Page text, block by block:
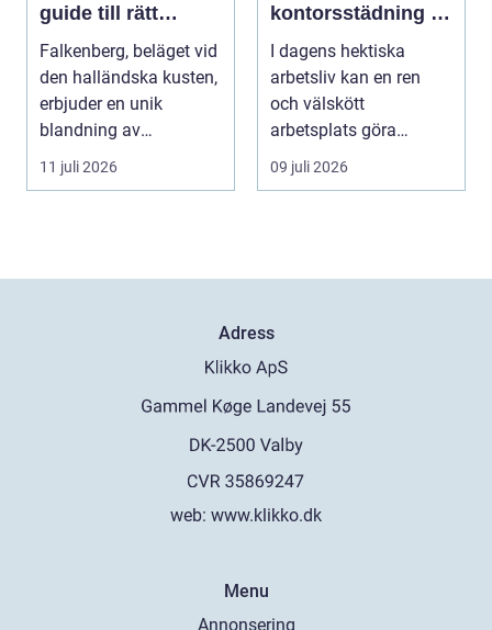
guide till rätt
bostad för dig
Falkenberg, beläget vid
den halländska kusten,
erbjuder en unik
blandning av
naturskö...
11 juli 2026
kontorsstädning i
Stockholm
I dagens hektiska
arbetsliv kan en ren
och välskött
arbetsplats göra
underverk fö...
09 juli 2026
Adress
web: www.klikko.dk
Menu
Annonsering